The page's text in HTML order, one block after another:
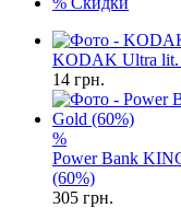
KODAK Ultra lit.
14 грн.
%
Power Bank
(60%)
305 грн.